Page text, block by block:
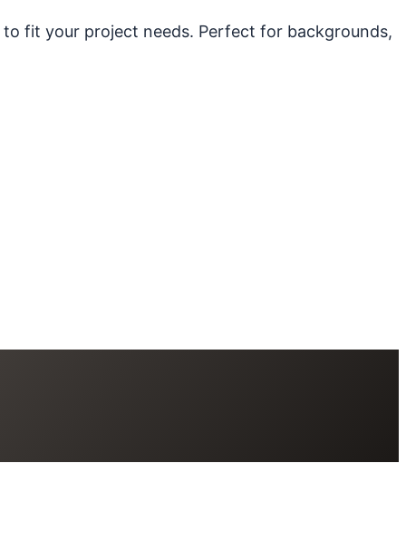
fit your project needs. Perfect for backgrounds,